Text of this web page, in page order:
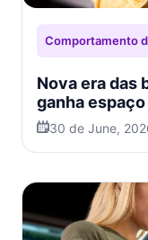
Comportamento
Nova era das
ganha
30 de June,